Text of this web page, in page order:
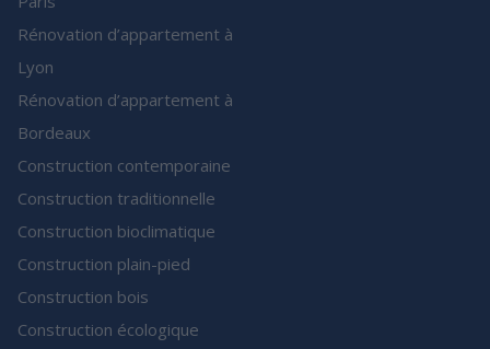
Rénovation d’appartement à
Lyon
Rénovation d’appartement à
Bordeaux
Construction contemporaine
Construction traditionnelle
Construction bioclimatique
Construction plain-pied
Construction bois
Construction écologique